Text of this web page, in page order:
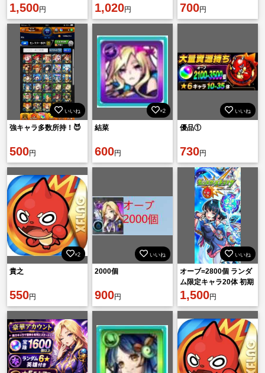
1,500円 1,020円 700円
いいね
強キャラ多数所持！😈
500円
×2
結菜
600円
いいね
優品①
730円
×2
貴之
550円
いいね
2000個
900円
いいね
オーブ=2800個 ランダ
ム限定キャラ20体 初期
垢
1,500円